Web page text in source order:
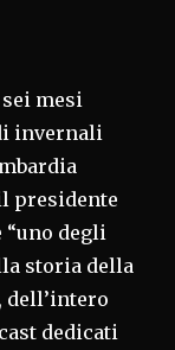
mesi
invernali
presidente
degli
storia della
dell’intero
dedicati